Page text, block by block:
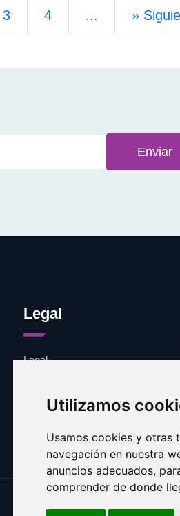
Utilizamos
Usamos cookies y otras
navegación en nuestra
anuncios adecuados,
comprender de donde
3 4 ... »
Enviar
Legal
Legal
Contacto